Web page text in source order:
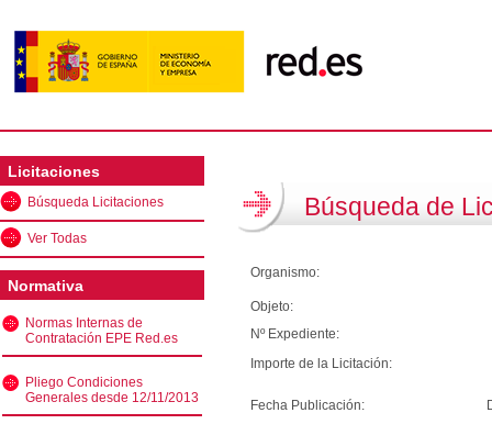
Licitaciones
Búsqueda Licitaciones
Ver Todas
Normativa
Normas Internas de
Contratación EPE Red.es
Pliego Condiciones
Generales desde 12/11/2013
Búsqueda de
Organismo:
Objeto:
Nº Expediente:
Importe de la Licitación:
Fecha Publicación: